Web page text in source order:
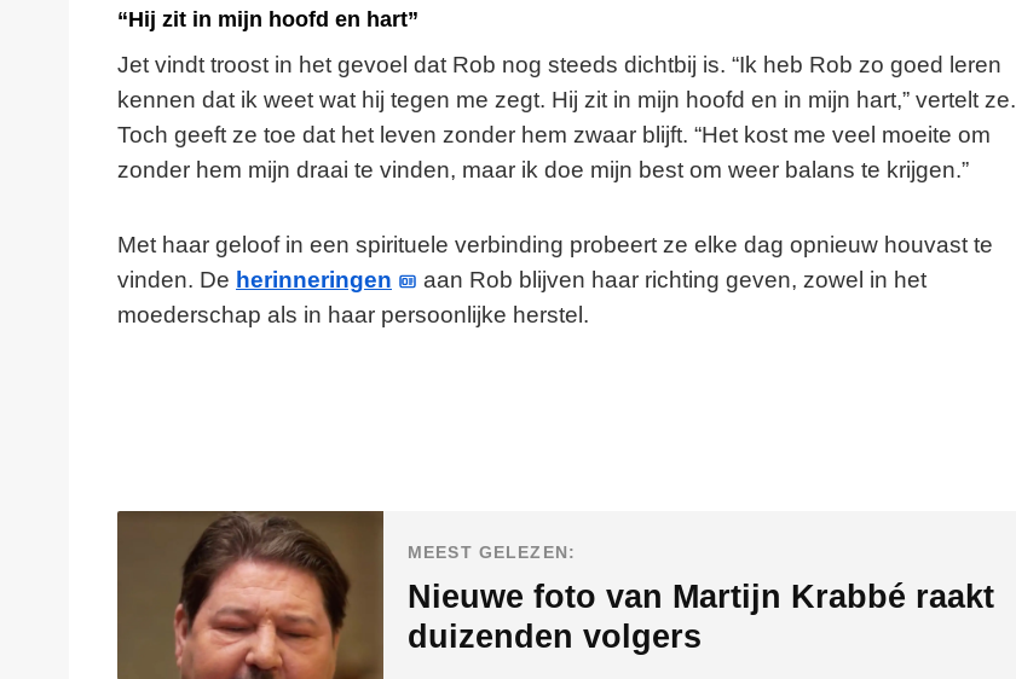
“Hij zit in mijn hoofd en hart”
Jet vindt troost in het gevoel dat Rob nog steeds dichtbij is. “Ik heb Rob zo goed leren
kennen dat ik weet wat hij tegen me zegt. Hij zit in mijn hoofd en in mijn hart,” vertelt ze.
Toch geeft ze toe dat het leven zonder hem zwaar blijft. “Het kost me veel moeite om
zonder hem mijn draai te vinden, maar ik doe mijn best om weer balans te krijgen.”
Met haar geloof in een spirituele verbinding probeert ze elke dag opnieuw houvast te
vinden. De herinneringen
aan Rob blijven haar richting geven, zowel in het
moederschap als in haar persoonlijke herstel.
MEEST GELEZEN:
Nieuwe foto van Martijn Krabbé raakt
duizenden volgers